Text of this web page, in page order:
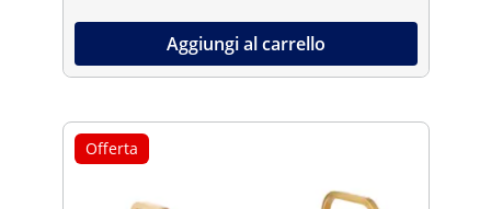
Aggiungi al carrello
Offerta